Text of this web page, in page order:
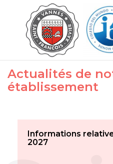
Actualités de
établissement
Informations
2027